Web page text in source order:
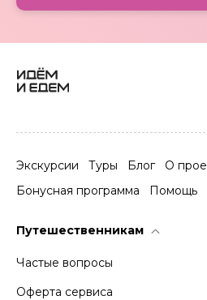
Экскурсии Туры Блог
О
Бонусная программа
Помощь
Путешественникам
Частые вопросы
Оферта сервиса